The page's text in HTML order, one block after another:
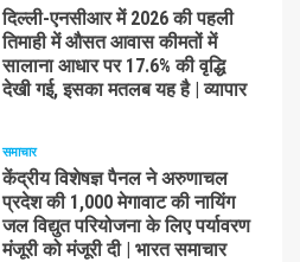
दिल्ली-एनसीआर में 2026 की पहली
तिमाही में औसत आवास कीमतों में
सालाना आधार पर 17.6% की वृद्धि
देखी गई, इसका मतलब यह है | व्यापार
समाचार
केंद्रीय विशेषज्ञ पैनल ने अरुणाचल
प्रदेश की 1,000 मेगावाट की नायिंग
जल विद्युत परियोजना के लिए पर्यावरण
मंजूरी को मंजूरी दी | भारत समाचार